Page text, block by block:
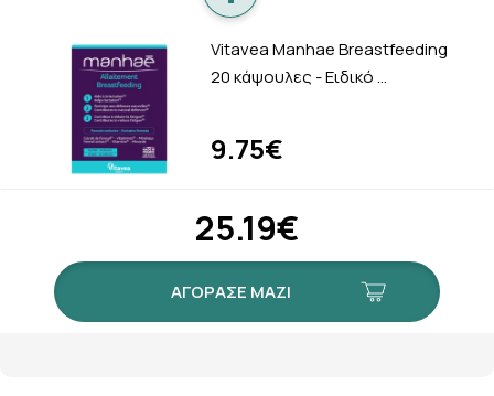
Vitavea Manhae Breastfeeding
20 κάψουλες - Ειδικό …
9.75€
25.19€
ΑΓΟΡΑΣΕ ΜΑΖΙ